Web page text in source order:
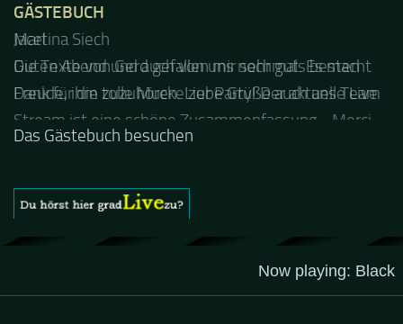
GÄSTEBUCH
Jacel
Guten Abend und auch von uns nochmals besten
Dank für die tolle Mucke zur Party! Der aktuelle Live
Stream ist eine schöne Zusammenfassung - Merci...